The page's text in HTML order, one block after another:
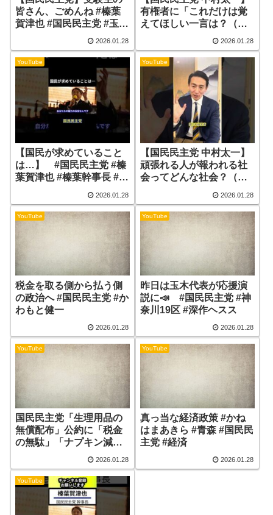
皆さん、ごめんね #榛葉
賀津也 #国民民主党 #玉木
2026.01.28
有権者に「これだけは覚
えてほしい一言は？（イ
ンタビュー動画）
2026.01.28
YouTube
【国民が求めていること
は…】 #国民民主党 #榛
葉賀津也 #榛葉幹事長 #玉
2026.01.28
YouTube
【国民民主党 中村太一】
頑張れる人が報われる社
会ってどんな社会？（イ
2026.01.28
YouTube
税金を取る側から払う側
の政治へ #国民民主党 #か
わもと健一
2026.01.28
YouTube
昨日は玉木代表が応援演
説に📣 #国民民主党 #神
奈川19区 #深作ヘスス
2026.01.28
YouTube
国民民主党「生理用品の
無償配布」公約に「税金
の無駄」「ナプキン減税
でいい」と批判殺到
2026.01.28
YouTube
真っ当な経済政策 #かね
はまあきら #青森 #国民民
主党 #経済
2026.01.28
YouTube